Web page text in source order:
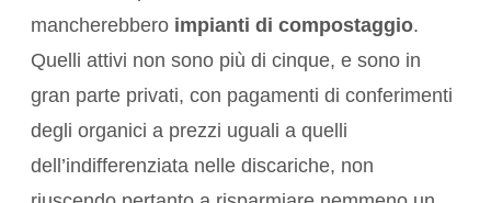
mancherebbero impianti di compostaggio.
Quelli attivi non sono più di cinque, e sono in
gran parte privati, con pagamenti di conferimenti
degli organici a prezzi uguali a quelli
dell’indifferenziata nelle discariche, non